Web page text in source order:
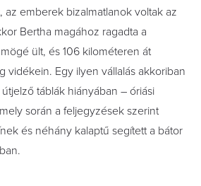
az emberek bizalmatlanok voltak az
Bertha magához ragadta a
ült, és 106 kilométeren át
vidékein. Egy ilyen vállalás akkoriban
táblák hiányában – óriási
során a feljegyzések szerint
és néhány kalaptű segített a bátor